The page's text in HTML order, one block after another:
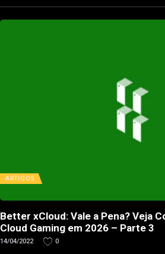
ARTIGOS
Better xCloud: Vale a Pena? Veja
Cloud Gaming em 2026 – Parte 3
14/04/2022 0